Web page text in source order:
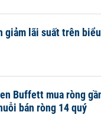
giảm lãi suất trên
Buffett mua ròng
bán ròng 14 quý